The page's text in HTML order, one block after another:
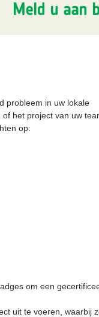
Meld u aan
probleem in uw lokale
het project van uw
op:
om een
uit te voeren, waarbij